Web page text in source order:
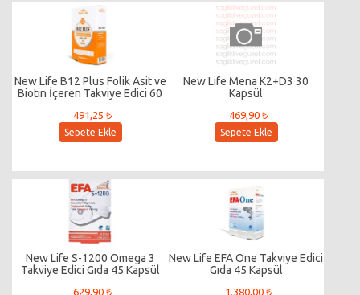
New Life B12 Plus Folik Asit ve
Biotin İçeren Takviye Edici 60
491,25 ₺
Sepete Ekle
New Life Mena K2+D3 30
Kapsül
469,90 ₺
Sepete Ekle
New Life S-1200 Omega 3
Takviye Edici Gıda 45 Kapsül
629,90 ₺
New Life EFA One Takviye Edici
Gıda 45 Kapsül
1.380,00 ₺